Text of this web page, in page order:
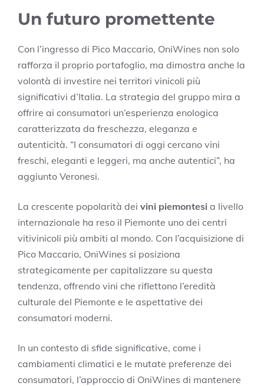
Un futuro promettente
Con l’ingresso di Pico Maccario, OniWines non solo
rafforza il proprio portafoglio, ma dimostra anche la
volontà di investire nei territori vinicoli più
significativi d’Italia. La strategia del gruppo mira a
offrire ai consumatori un’esperienza enologica
caratterizzata da freschezza, eleganza e
autenticità. “I consumatori di oggi cercano vini
freschi, eleganti e leggeri, ma anche autentici”, ha
aggiunto Veronesi.
La crescente popolarità dei vini piemontesi a livello
internazionale ha reso il Piemonte uno dei centri
vitivinicoli più ambiti al mondo. Con l’acquisizione di
Pico Maccario, OniWines si posiziona
strategicamente per capitalizzare su questa
tendenza, offrendo vini che riflettono l’eredità
culturale del Piemonte e le aspettative dei
consumatori moderni.
In un contesto di sfide significative, come i
cambiamenti climatici e le mutate preferenze dei
consumatori, l’approccio di OniWines di mantenere